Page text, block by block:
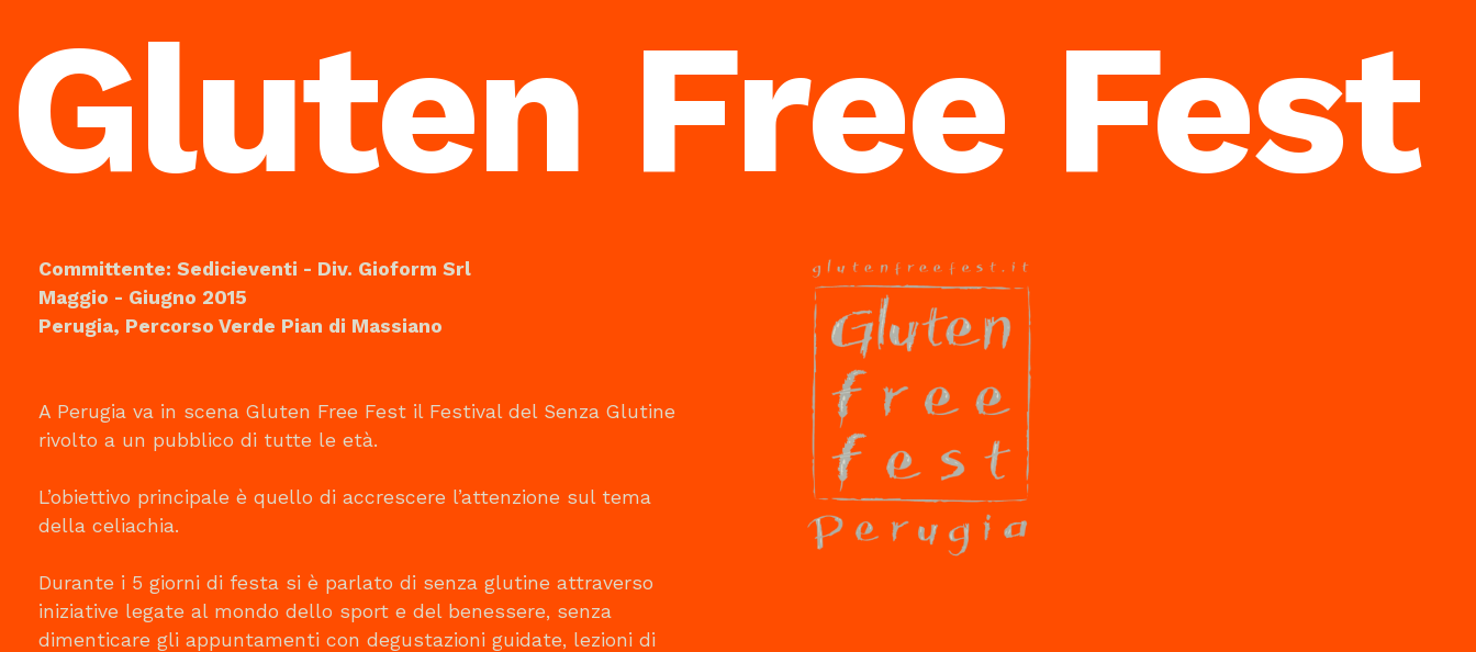
Gluten Free Fest
Committente: Sedicieventi - Div. Gioform Srl
Maggio - Giugno 2015
Perugia, Percorso Verde Pian di Massiano
A Perugia va in scena Gluten Free Fest il Festival del Senza Glutine
rivolto a un pubblico di tutte le età.
L’obiettivo principale è quello di accrescere l’attenzione sul tema
della celiachia.
Durante i 5 giorni di festa si è parlato di senza glutine attraverso
iniziative legate al mondo dello sport e del benessere, senza
dimenticare gli appuntamenti con degustazioni guidate, lezioni di